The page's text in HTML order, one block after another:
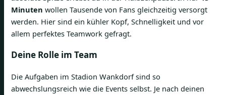
Minuten wollen Tausende von Fans gleichzeitig versorgt
werden. Hier sind ein kühler Kopf, Schnelligkeit und vor
allem perfektes Teamwork gefragt.
Deine Rolle im Team
Die Aufgaben im Stadion Wankdorf sind so
abwechslungsreich wie die Events selbst. Je nach deinen